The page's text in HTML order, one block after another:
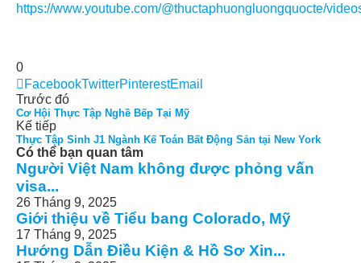
https://www.youtube.com/@thuctaphuongluongquocte/
0
FacebookTwitterPinterestEmail
Trước đó
Cơ Hội Thực Tập Nghề Bếp Tại Mỹ
Kế tiếp
Thực Tập Sinh J1 Ngành Kế Toán Bất Động Sản tại New York
Có thể bạn quan tâm
Người Việt Nam không được phỏng vấn
visa...
26 Tháng 9, 2025
Giới thiệu về Tiểu bang Colorado, Mỹ
17 Tháng 9, 2025
Hướng Dẫn Điều Kiện & Hồ Sơ Xin...